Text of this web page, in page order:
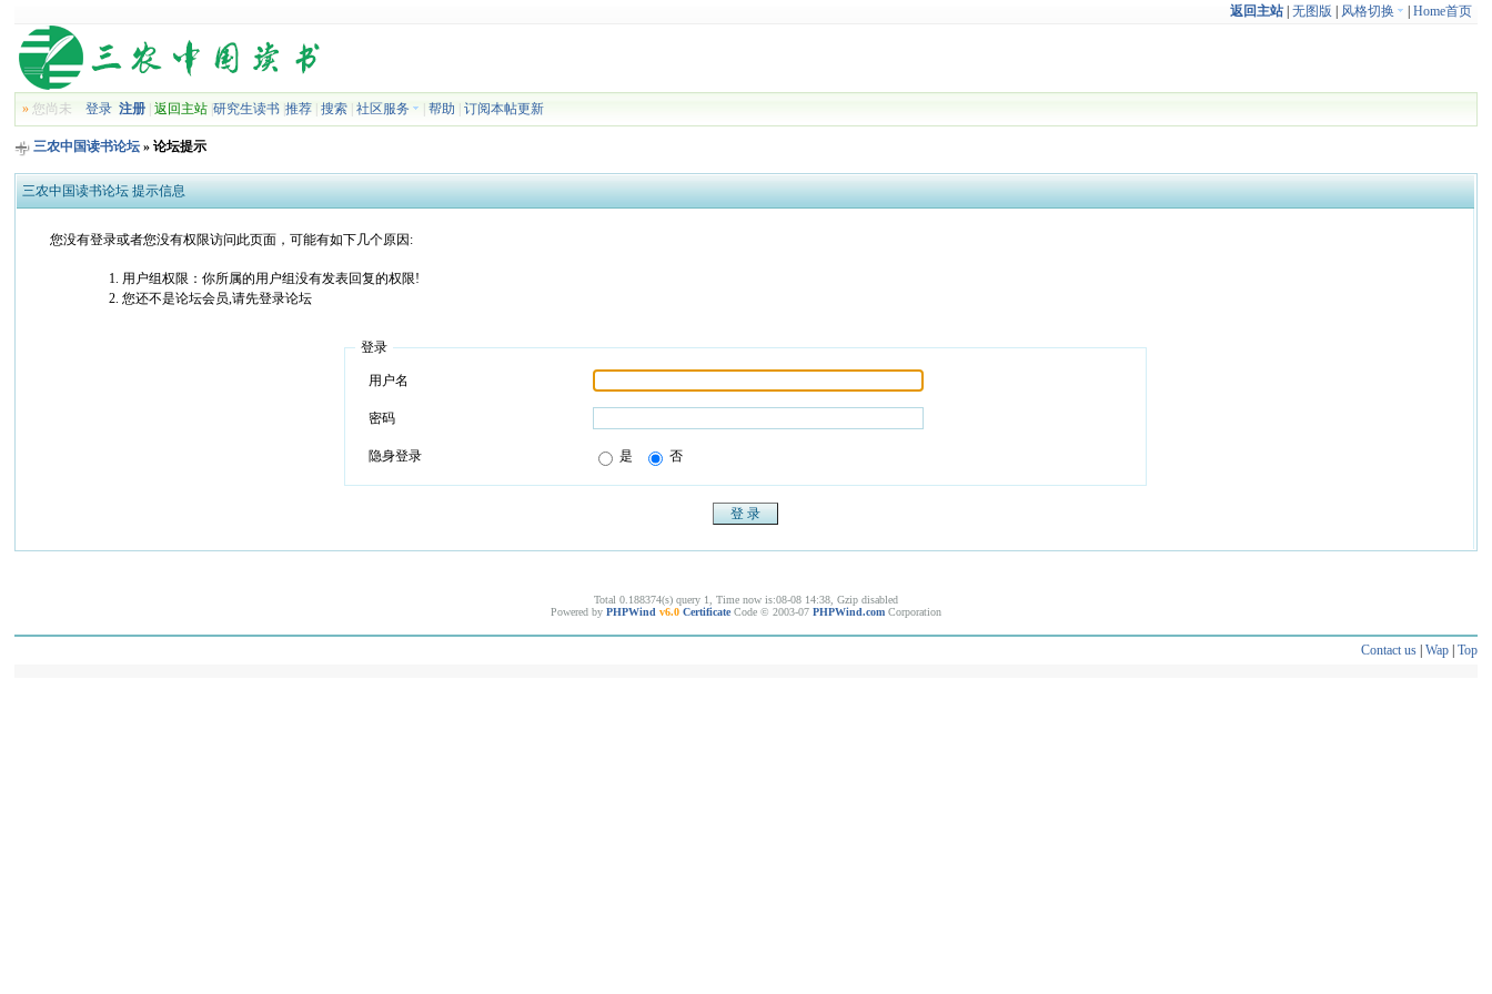
返回主站| 无图版 风格切换 Home首页
» 您尚未登录 注册 |返回主站 |研究生读书 |推荐 |搜索 |社区服务 |帮助 |订阅本帖更新
三农中国读书论坛 » 论坛提示
三农中国读书论坛 提示信息
您没有登录或者您没有权限访问此页面，可能有如下几个原因:
用户组权限：你所属的用户组没有发表回复的权限!
您还不是论坛会员,请先登录论坛
登录
用户名
密码
隐身登录 是 否
Total 0.188374(s) query 1, Time now is:08-08 14:38, Gzip disabled
Powered by PHPWind v6.0 Certificate Code © 2003-07 PHPWind.com Corporation
Contact us| Wap| Top